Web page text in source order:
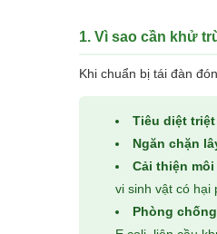
1. Vì sao cần khử
Khi chuẩn bị tái đàn
Tiêu diệt
Ngăn chặn
Cải thiện
vi sinh vật có hại
Phòng